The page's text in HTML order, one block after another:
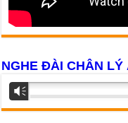
NGHE ĐÀI CHÂN LÝ
Trình
phát
âm
Vm